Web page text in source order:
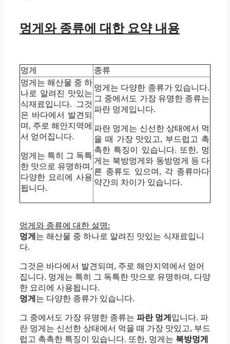
멍게와 종류에 대한 요약 내용
멍게
종류
멍게는 해산물 중 하
나로 알려진 맛있는
식재료입니다. 그것
은 바다에서 발견되
며, 주로 해안지역에
서 얻어집니다.
멍게는 특히 그 독특
한 맛으로 유명하며,
다양한 요리에 사용
됩니다.
멍게는 다양한 종류가 있습니다.
그 중에서도 가장 유명한 종류는
파란 멍게입니다.
파란 멍게는 신선한 상태에서 먹
을 때 가장 맛있고, 부드럽고 촉
촉한 특징이 있습니다. 또한, 멍
게는 북방멍게와 동방멍게 등 다
른 종류도 있으며, 각 종류마다
약간의 차이가 있습니다.
멍게와 종류에 대한 설명:
멍게 는 해산물 중 하나로 알려진 맛있는 식재료입니
다.
그것은 바다에서 발견되며, 주로 해안지역에서 얻어
집니다. 멍게는 특히 그 독특한 맛으로 유명하며, 다양
한 요리에 사용됩니다.
멍게 는 다양한 종류가 있습니다.
그 중에서도 가장 유명한 종류는 파란 멍게 입니다. 파
란 멍게는 신선한 상태에서 먹을 때 가장 맛있고, 부드
럽고 촉촉한 특징이 있습니다. 또한, 멍게는 북방멍게